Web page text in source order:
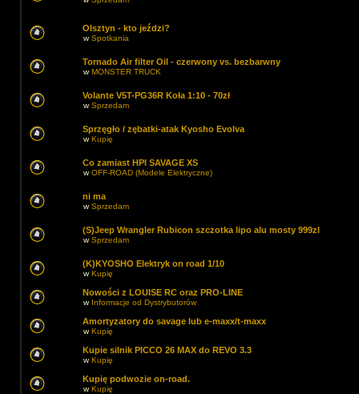
Olsztyn - kto jeździ?
wSpotkania
Tornado Air filter Oil - czerwony vs. bezbarwny
wMONSTER TRUCK
Volante V5T-PG36R Koła 1:10 - 70zł
wSprzedam
Sprzęgło / zębatki-atak Kyosho Evolva
wKupię
Co zamiast HPI SAVAGE XS
wOFF-ROAD (Modele Elektryczne)
ni ma
wSprzedam
(S)Jeep Wrangler Rubicon szczotka lipo alu mosty 999zl
wSprzedam
(K)KYOSHO Elektryk on road 1/10
wKupię
Nowości z LOUISE RC oraz PRO-LINE
w Informacje od Dystrybutorów
Amortyzatory do savage lub e-maxx/t-maxx
wKupię
Kupie silnik PICCO 26 MAX do REVO 3.3
wKupię
Kupię podwozie on-road.
wKupię